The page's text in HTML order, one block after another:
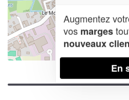
Leaflet| Map data ©
Augmentez
vos marges
nouveaux
En